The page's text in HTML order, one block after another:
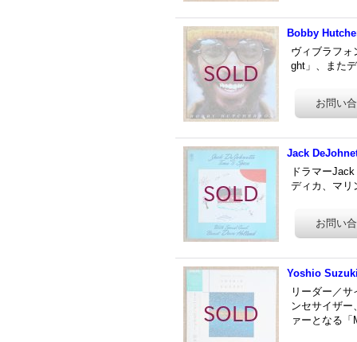
Bobby
ヴィブラフォ
ght」、また
Jack
ドラマー
ディカ、マリ
Yoshio
リーダー／
ンセサイザー
ァーとなる